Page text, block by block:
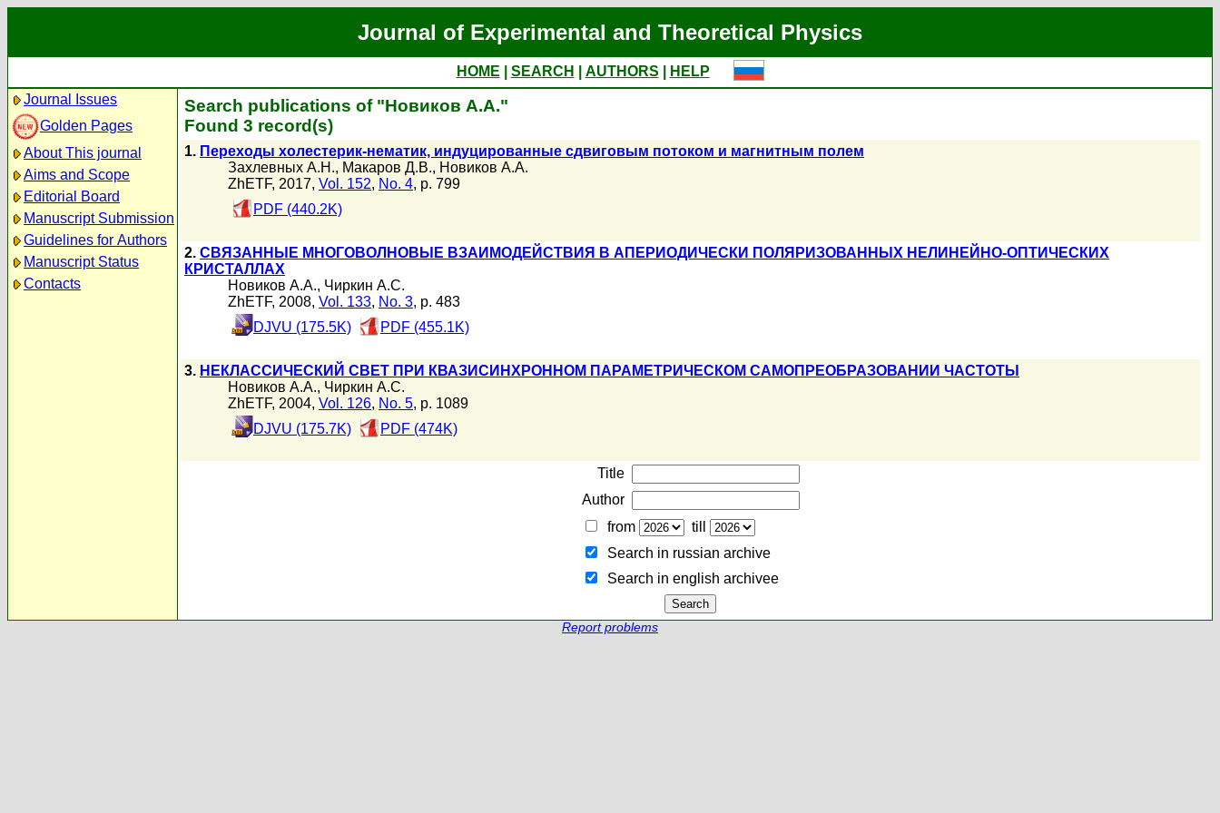
Journal of Experimental and Theoretical Physics
HOME SEARCH AUTHORS
HELP
Journal Issues
Golden Pages
About This journal
Aims and Scope
Editorial Board
Manuscript Submission
Guidelines for Authors
Manuscript Status
Contacts
Search publications of "Новиков А.А."
Found 3 record(s)
1. Переходы холестерик-нематик, индуцированные сдвиговым потоком и магнитным полем
Захлевных А.Н., Макаров Д.В., Новиков А.А.
ZhETF, 2017, Vol. 152, No. 4, p. 799
PDF (440.2K)
2. СВЯЗАННЫЕ МНОГОВОЛНОВЫЕ ВЗАИМОДЕЙСТВИЯ В АПЕРИОДИЧЕСКИ ПОЛЯРИЗОВАННЫХ НЕЛИНЕЙНО-ОПТИЧЕСКИХ
КРИСТАЛЛАХ
Новиков А.А., Чиркин А.С.
ZhETF, 2008, Vol. 133, No. 3, p. 483
DJVU (175.5K)
PDF (455.1K)
3. НЕКЛАССИЧЕСКИЙ СВЕТ ПРИ КВАЗИСИНХРОННОМ ПАРАМЕТРИЧЕСКОМ САМОПРЕОБРАЗОВАНИИ ЧАСТОТЫ
Новиков А.А., Чиркин А.С.
ZhETF, 2004, Vol. 126, No. 5, p. 1089
DJVU (175.7K)
PDF (474K)
Title
Author
from
till
Search in russian archive
Search in english archiveе
Report problems